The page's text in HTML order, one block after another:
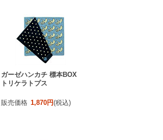
ガーゼハンカチ 標本BOX
トリケラトプス
販売価格 1,870円(税込)